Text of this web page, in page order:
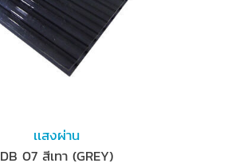
เเสงผ่าน
DB 07 สีเทา (GREY)